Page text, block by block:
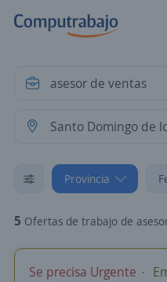
Provincia
5 Ofertas de trabajo de asesor de ventas en Santo
Se precisa Urgente